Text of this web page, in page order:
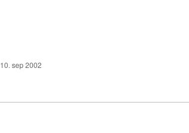
10. sep 2002